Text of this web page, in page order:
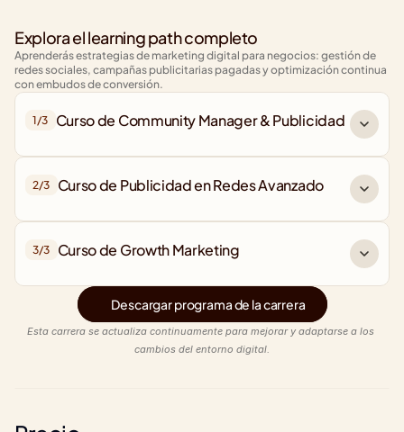
Explora el learning path completo
Aprenderás estrategias de marketing digital para negocios: gestión de
redes sociales, campañas publicitarias pagadas y optimización continua
con embudos de conversión.
1/3 Curso de Community Manager & Publicidad
2/3 Curso de Publicidad en Redes Avanzado
3/3 Curso de Growth Marketing
Descargar programa de la carrera
Esta carrera se actualiza continuamente para mejorar y adaptarse a los
cambios del entorno digital.